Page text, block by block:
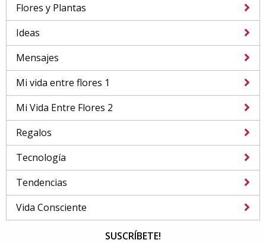
Flores y Plantas
Ideas
Mensajes
Mi vida entre flores 1
Mi Vida Entre Flores 2
Regalos
Tecnología
Tendencias
Vida Consciente
SUSCRÍBETE!